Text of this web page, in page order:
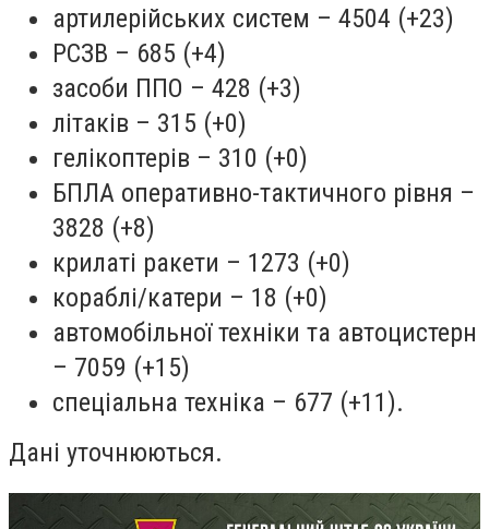
артилерійських систем – 4504 (+23)
РСЗВ – 685 (+4)
засоби ППО – 428 (+3)
літаків – 315 (+0)
гелікоптерів – 310 (+0)
БПЛА оперативно-тактичного рівня –
3828 (+8)
крилаті ракети – 1273 (+0)
кораблі/катери – 18 (+0)
автомобільної техніки та автоцистерн
– 7059 (+15)
спеціальна техніка – 677 (+11).
Дані уточнюються.